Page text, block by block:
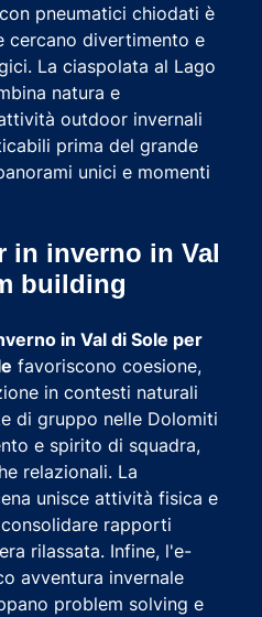
con pneumatici chiodati è
cercano divertimento e
La ciaspolata al Lago
natura e
outdoor invernali
prima del grande
unici e momenti
in inverno in Val
building
in Val di Sole per
favoriscono coesione,
in contesti naturali
di gruppo nelle Dolomiti
e spirito di squadra,
relazionali. La
unisce attività fisica e
rapporti
rilassata. Infine, l'e-
avventura invernale
problem solving e